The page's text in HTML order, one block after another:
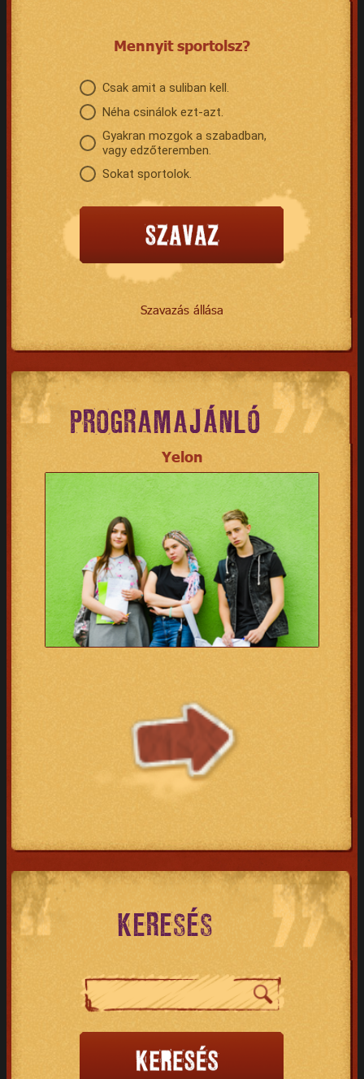
Mennyit sportolsz?
Csak amit a suliban kell.
Néha csinálok ezt-azt.
Gyakran mozgok a szabadban,
vagy edzőteremben.
Sokat sportolok.
Szavazás állása
PROGRAMAJÁNLÓ
Yelon
KERESÉS